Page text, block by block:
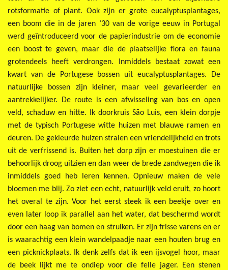
rotsformatie of plant. Ook zijn er grote eucalyptusplantages,
een boom die in de jaren ’30 van de vorige eeuw in Portugal
werd geïntroduceerd voor de papierindustrie om de economie
een boost te geven, maar die de plaatselijke flora en fauna
grotendeels heeft verdrongen. Inmiddels bestaat zowat een
kwart van de Portugese bossen uit eucalyptusplantages. De
natuurlijke bossen zijn kleiner, maar veel gevarieerder en
aantrekkelijker. De route is een afwisseling van bos en open
veld, schaduw en hitte. Ik doorkruis São Luis, een klein dorpje
met de typisch Portugese witte huizen met blauwe ramen en
deuren. De gekleurde huizen stralen een vriendelijkheid en trots
uit de verfrissend is. Buiten het dorp zijn er moestuinen die er
behoorlijk droog uitzien en dan weer de brede zandwegen die ik
inmiddels goed heb leren kennen. Opnieuw maken de vele
bloemen me blij. Zo ziet een echt, natuurlijk veld eruit, zo hoort
het overal te zijn. Voor het eerst steek ik een beekje over en
even later loop ik parallel aan het water, dat beschermd wordt
door een haag van bomen en struiken. Er zijn frisse varens en er
is waarachtig een klein wandelpaadje naar een houten brug en
een picknickplaats. Ik denk zelfs dat ik een ijsvogel hoor, maar
de beek lijkt me te ondiep voor die felle jager. Een stenen